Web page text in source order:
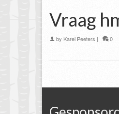
Vraag
by Karel Peeters | 0